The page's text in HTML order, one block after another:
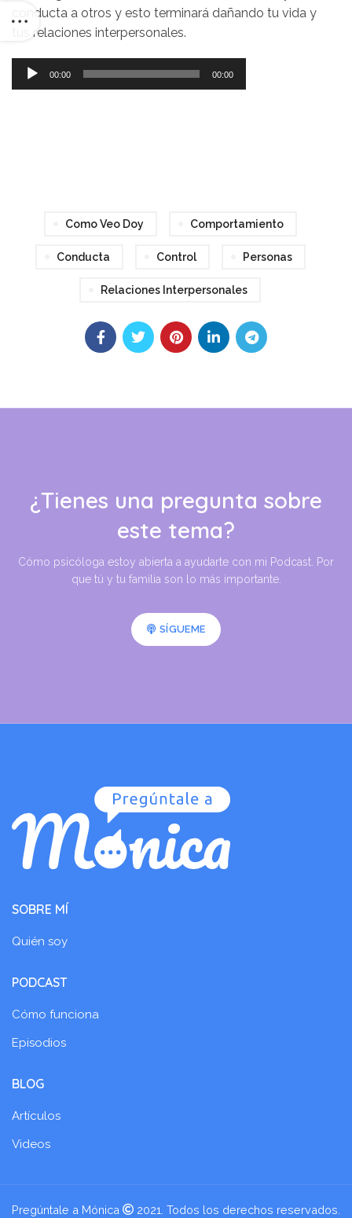
conducta a otros y esto terminará dañando tu vida y
tus relaciones interpersonales.
Reproductor
de
00:00 00:00
Como Veo Doy Comportamiento
Conducta Control Personas
Relaciones Interpersonales
¿Tienes una pregunta sobre
este tema?
Cómo psicóloga estoy abierta a ayudarte con mi Podcast. Por
que tú y tu familia son lo más importante.
SÍGUEME
SOBRE MÍ
Quién soy
PODCAST
Cómo funciona
Episodios
BLOG
Artículos
Videos
Pregúntale a Mónica 2021. Todos los derechos reservados.